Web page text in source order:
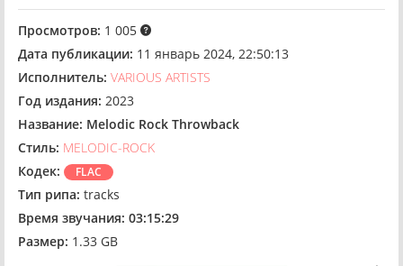
Просмотров: 1 005
Дата публикации: 11 январь 2024, 22:50:13
Исполнитель: VARIOUS ARTISTS
Год издания: 2023
Название: Melodic Rock Throwback
Стиль: MELODIC-ROCK
Кодек:
FLAC
Тип рипа: tracks
Время звучания: 03:15:29
Размер: 1.33 GB